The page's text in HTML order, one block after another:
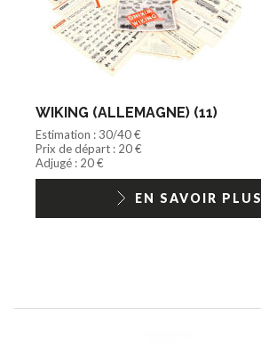
WIKING (ALLEMAGNE) (11)
Estimation : 30/40 €
Prix de départ : 20 €
Adjugé : 20 €
EN SAVOIR PLUS